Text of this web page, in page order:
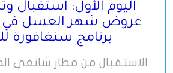
اليوم الأول: استقبال
عروض شهر العسل في
برنامج سنغافورة
الاستقبال من مطار شانغي